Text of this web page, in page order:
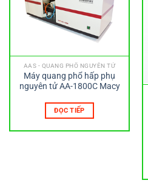
AAS - QUANG PHỔ NGUYÊN TỬ
Máy quang phổ hấp phụ
nguyên tử AA-1800C Macy
ĐỌC TIẾP